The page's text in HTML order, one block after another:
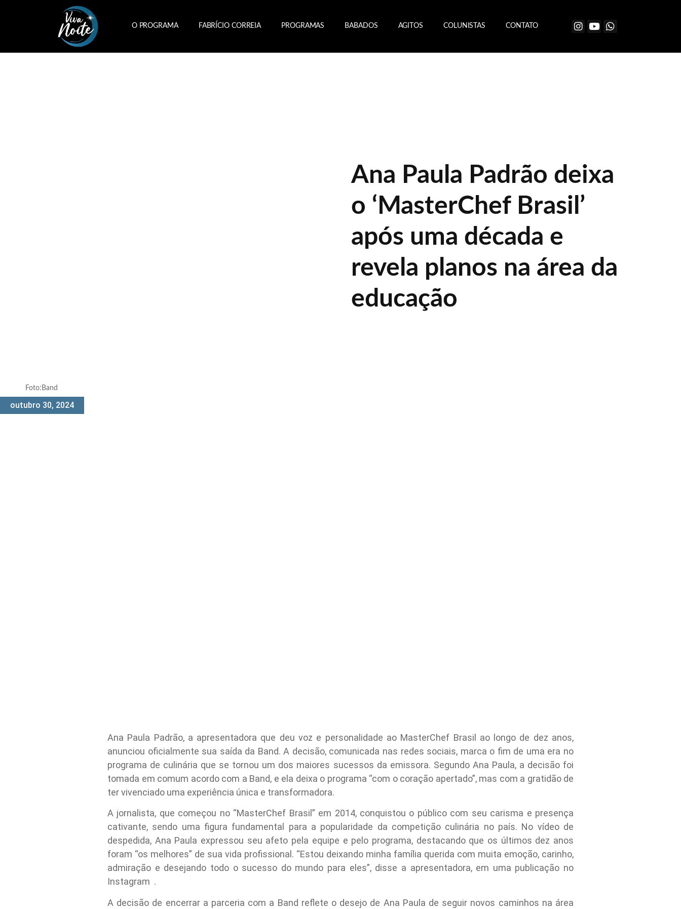
O PROGRAMA FABRÍCIO CORREIA PROGRAMAS BABADOS AGITOS COLUNISTAS CONTATO
Foto:Band
outubro 30, 2024
Ana Paula Padrão deixa
o ‘MasterChef Brasil’
após uma década e
revela planos na área da
educação
Ana Paula Padrão, a apresentadora que deu voz e personalidade ao MasterChef Brasil ao longo de dez anos,
anunciou oficialmente sua saída da Band. A decisão, comunicada nas redes sociais, marca o fim de uma era no
programa de culinária que se tornou um dos maiores sucessos da emissora. Segundo Ana Paula, a decisão foi
tomada em comum acordo com a Band, e ela deixa o programa “com o coração apertado”, mas com a gratidão de
ter vivenciado uma experiência única e transformadora.
A jornalista, que começou no “MasterChef Brasil” em 2014, conquistou o público com seu carisma e presença
cativante, sendo uma figura fundamental para a popularidade da competição culinária no país. No vídeo de
despedida, Ana Paula expressou seu afeto pela equipe e pelo programa, destacando que os últimos dez anos
foram “os melhores” de sua vida profissional. “Estou deixando minha família querida com muita emoção, carinho,
admiração e desejando todo o sucesso do mundo para eles”, disse a apresentadora, em uma publicação no
Instagram .
A decisão de encerrar a parceria com a Band reflete o desejo de Ana Paula de seguir novos caminhos na área